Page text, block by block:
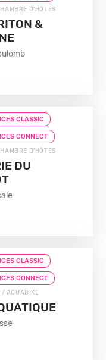
D'HÔTES
&
CLASSIC
CONNECT
D'HÔTES
DU
CLASSIC
CONNECT
/ AQUABIKE